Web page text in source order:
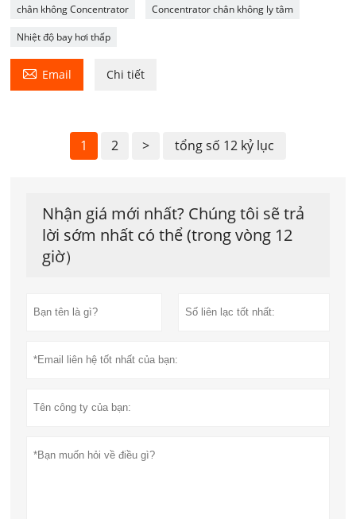
chân không Concentrator Concentrator chân không ly tâm
Nhiệt độ bay hơi thấp
 Email Chi tiết
1 2 > tổng số 12 kỷ lục
Nhận giá mới nhất? Chúng tôi sẽ trả
lời sớm nhất có thể (trong vòng 12
giờ）